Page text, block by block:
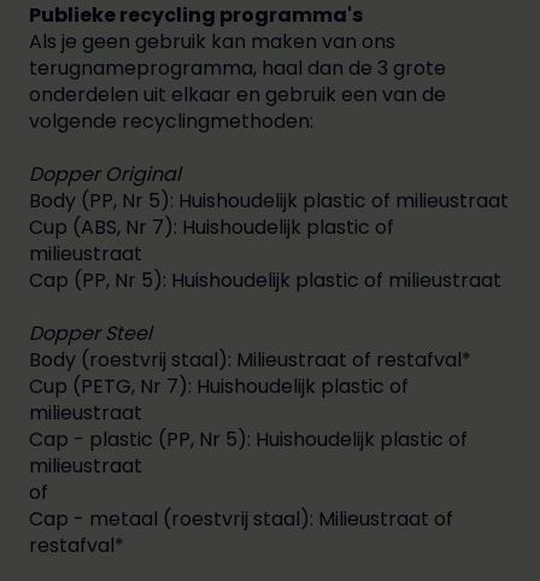
Publieke recycling programma's
Als je geen gebruik kan maken van ons
terugnameprogramma, haal dan de 3 grote
onderdelen uit elkaar en gebruik een van de
volgende recyclingmethoden:
Dopper Original
Body (PP, Nr 5): Huishoudelijk plastic of milieustraat
Cup (ABS, Nr 7): Huishoudelijk plastic of
milieustraat
Cap (PP, Nr 5): Huishoudelijk plastic of milieustraat
Dopper Steel
Body (roestvrij staal): Milieustraat of restafval*
Cup (PETG, Nr 7): Huishoudelijk plastic of
milieustraat
Cap - plastic (PP, Nr 5): Huishoudelijk plastic of
milieustraat
of
Cap - metaal (roestvrij staal): Milieustraat of
restafval*